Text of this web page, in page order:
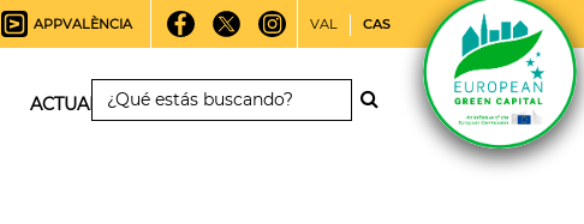
APPVALÈNCIA VAL CAS
ACTUALIDAD